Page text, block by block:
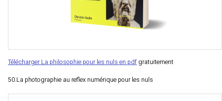
Télécharger La philosophie pour les nuls en pdf gratuitement
50.La photographie au reflex numérique pour les nuls